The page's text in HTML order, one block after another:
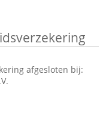
afgesloten bij: